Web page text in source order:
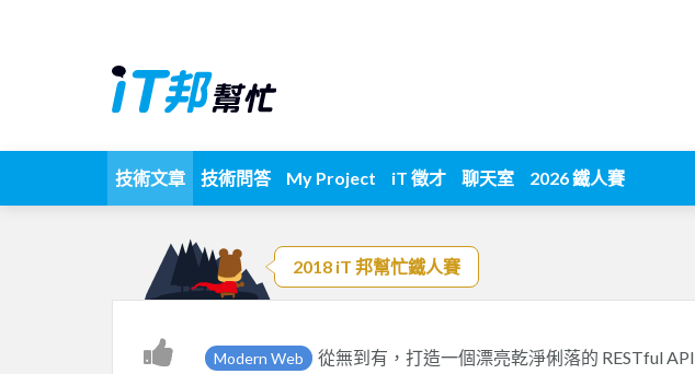
技術文章 技術問答 My Project iT 徵才 聊天室 2026 鐵人賽
2018 iT 邦幫忙鐵人賽
Modern Web 從無到有，打造一個漂亮乾淨俐落的 RESTful API